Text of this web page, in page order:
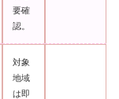
要確
認。
対象
地域
は即